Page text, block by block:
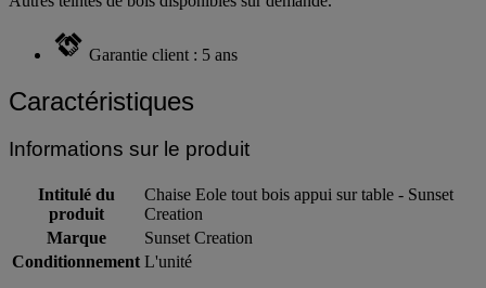
Garantie client : 5 ans
Caractéristiques
Informations sur le produit
Intitulé du
produit
Chaise Eole tout bois appui sur table - Sunset
Creation
Marque
Sunset Creation
Conditionnement L'unité